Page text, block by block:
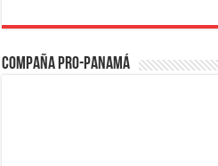
Compaña PRO-Panamá